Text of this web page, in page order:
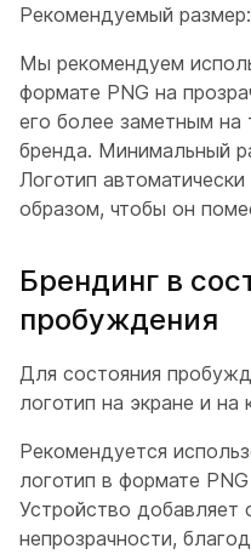
Рекомендуемый
Мы рекомендуем
формате PNG на
его более заметным
бренда. Минимальный
Логотип
образом, чтобы он
Брендинг в
пробуждения
Для состояния
логотип на экране и на
Рекомендуется
логотип в формате
Устройство добавляет
непрозрачности,